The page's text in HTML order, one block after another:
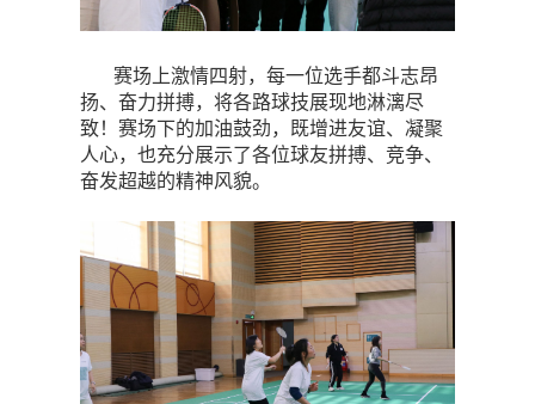
赛场上激情四射，每一位选手都斗志昂
扬、奋力拼搏，将各路球技展现地淋漓尽
致！赛场下的加油鼓劲，既增进友谊、凝聚
人心，也充分展示了各位球友拼搏、竞争、
奋发超越的精神风貌。